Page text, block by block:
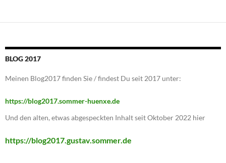
BLOG 2017
Meinen Blog2017 finden Sie / findest Du seit 2017 unter:
https://blog2017.sommer-huenxe.de
Und den alten, etwas abgespeckten Inhalt seit Oktober 2022 hier
https://blog2017.gustav.sommer.de